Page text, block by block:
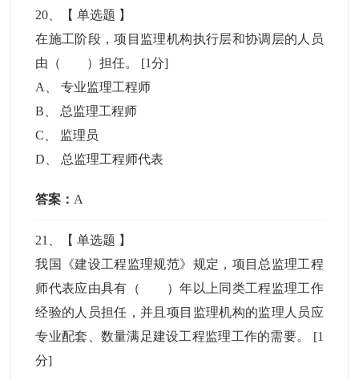
20 、【单选题 】
在施工阶段，项目监理机构执行层和协调层的人员
由（ ）担任。 [1分]
A
、专业监理工程师
B
总监理工程师
C
监理员
D
总监理工程师代表
答案： A
21 、【单选题 】
我国《建设工程监理规范》规定，项目总监理工程
师代表应由具有（ ）年以上同类工程监理工作
经验的人员担任，并且项目监理机构的监理人员应
专业配套、数量满足建设工程监理工作的需要。 [1
分]